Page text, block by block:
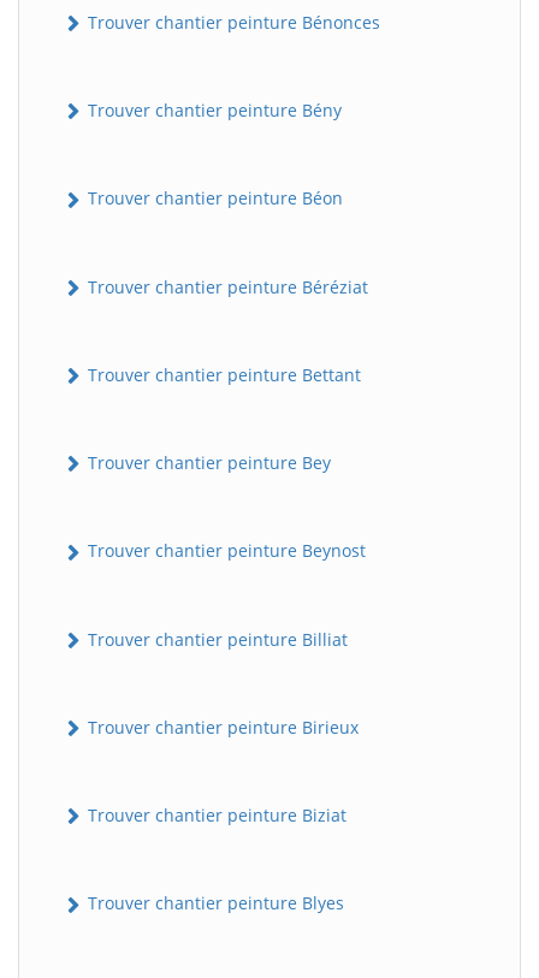
Trouver chantier peinture Bénonces
Trouver chantier peinture Bény
Trouver chantier peinture Béon
Trouver chantier peinture Béréziat
Trouver chantier peinture Bettant
Trouver chantier peinture Bey
Trouver chantier peinture Beynost
Trouver chantier peinture Billiat
Trouver chantier peinture Birieux
Trouver chantier peinture Biziat
Trouver chantier peinture Blyes